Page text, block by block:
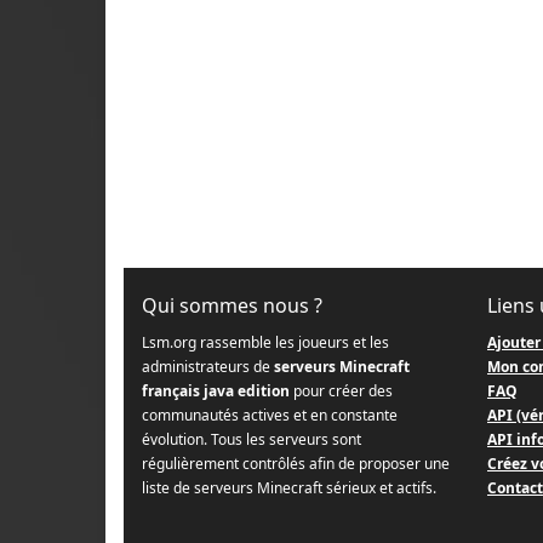
Qui sommes nous ?
Lsm.org rassemble les joueurs et les
administrateurs deserveurs Minecraft
français java edition pour créer des
communautés actives et en constante
évolution. Tous les serveurs sont
régulièrement contrôlés afin de proposer une
liste de serveurs Minecraft sérieux et actifs.
Liens
Mon
FAQ
API
API
Créez
Contact